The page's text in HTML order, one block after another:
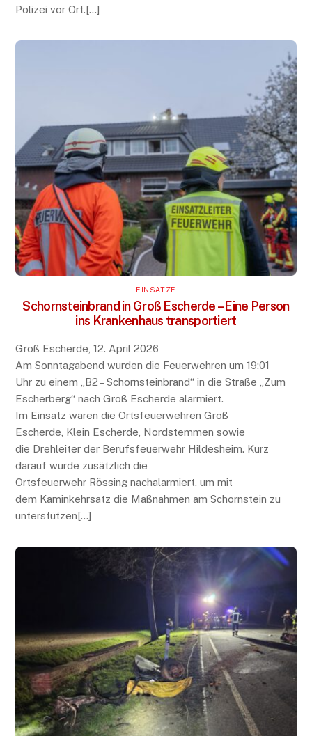
Polizei vor Ort.[…]
EINSÄTZE
Schornsteinbrand in Groß Escherde – Eine Person
ins Krankenhaus transportiert
Groß Escherde, 12. April 2026
Am Sonntagabend wurden die Feuerwehren um 19:01
Uhr zu einem „B2 – Schornsteinbrand“ in die Straße „Zum
Escherberg“ nach Groß Escherde alarmiert.
Im Einsatz waren die Ortsfeuerwehren Groß
Escherde, Klein Escherde, Nordstemmen sowie
die Drehleiter der Berufsfeuerwehr Hildesheim. Kurz
darauf wurde zusätzlich die
Ortsfeuerwehr Rössing nachalarmiert, um mit
dem Kaminkehrsatz die Maßnahmen am Schornstein zu
unterstützen[…]